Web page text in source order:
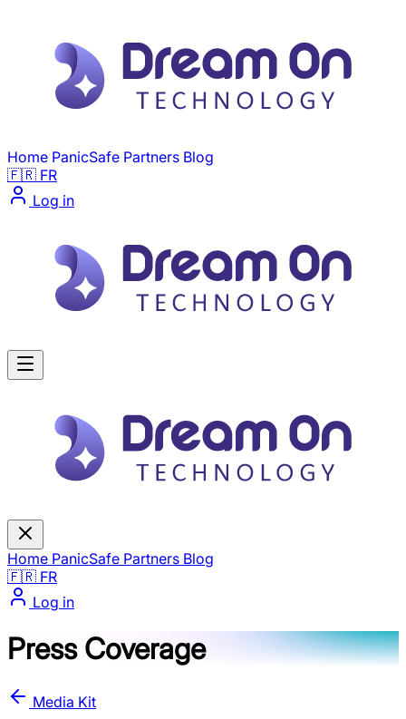
Home PanicSafe Partners Blog
🇫🇷 FR
Log in
Home PanicSafe Partners Blog
🇫🇷 FR
Log in
Press Coverage
Media Kit